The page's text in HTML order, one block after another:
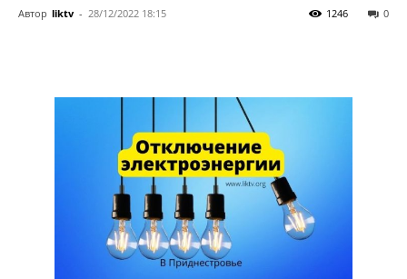
Автор liktv - 28/12/2022 18:15 0
1246